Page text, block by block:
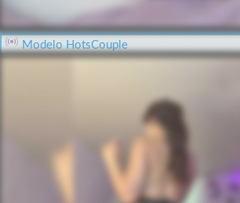
Modelo HotsCouple